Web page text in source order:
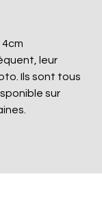
leur
Ils sont tous
sur